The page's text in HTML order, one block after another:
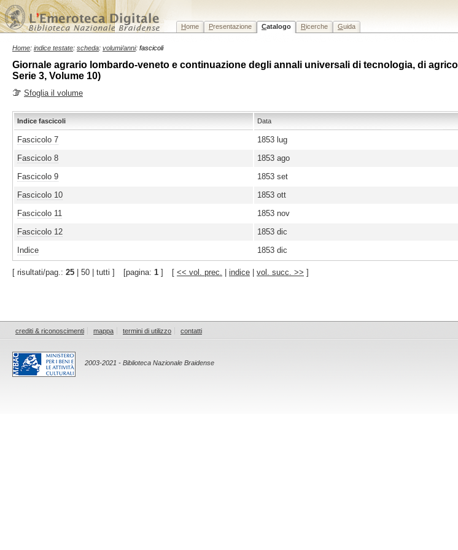
Home Presentazione Catalogo Ricerche Guida
Home: indice testate: scheda: volumi/anni: fascicoli
Giornale agrario lombardo-veneto e continuazione degli annali universali di tecnologia, di
Serie 3, Volume 10)
Sfoglia il volume
Indice fascicoli Data
Fascicolo 7
1853 lug
Fascicolo 8
1853 ago
Fascicolo 9
1853 set
Fascicolo 10
1853 ott
Fascicolo 11
1853 nov
Fascicolo 12
1853 dic
Indice
1853 dic
[ risultati/pag.: 25 | 50 | tutti ] [pagina: 1 ] [ << vol. prec. indice vol. succ. >> ]
crediti & riconoscimenti mappa termini di utilizzo contatti
2003-2021 - Biblioteca Nazionale Braidense